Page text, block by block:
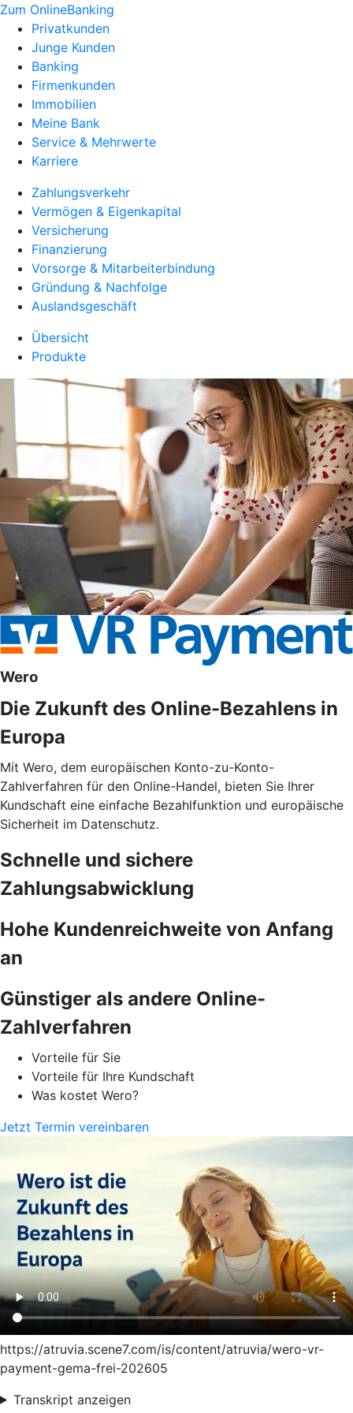
Zum OnlineBanking
Privatkunden
Junge Kunden
Banking
Firmenkunden
Immobilien
Meine Bank
Service & Mehrwerte
Karriere
Zahlungsverkehr
Vermögen & Eigenkapital
Versicherung
Finanzierung
Vorsorge & Mitarbeiterbindung
Gründung & Nachfolge
Auslandsgeschäft
Übersicht
Produkte
Wero
Die Zukunft des Online-Bezahlens in
Europa
Mit Wero, dem europäischen Konto-zu-Konto-
Zahlverfahren für den Online-Handel, bieten Sie Ihrer
Kundschaft eine einfache Bezahlfunktion und europäische
Sicherheit im Datenschutz.
Schnelle und sichere
Zahlungsabwicklung
Hohe Kundenreichweite von Anfang
an
Günstiger als andere Online-
Zahlverfahren
Vorteile für Sie
Vorteile für Ihre Kundschaft
Was kostet Wero?
Jetzt Termin vereinbaren
https://atruvia.scene7.com/is/content/atruvia/wero-vr-
payment-gema-frei-202605
Transkript anzeigen